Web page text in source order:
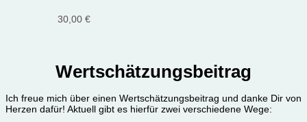
30,00 €
Wertschätzungsbeitrag
Ich freue mich über einen Wertschätzungsbeitrag und danke Dir von
Herzen dafür! Aktuell gibt es hierfür zwei verschiedene Wege: